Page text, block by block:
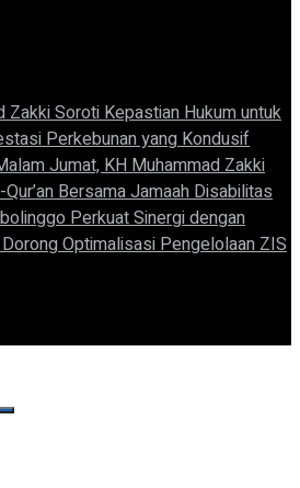
Zakki Soroti Kepastian Hukum untuk
Perkebunan yang Kondusif
Jumat, KH Muhammad Zakki
Bersama Jamaah Disabilitas
Perkuat Sinergi dengan
Optimalisasi Pengelolaan ZIS